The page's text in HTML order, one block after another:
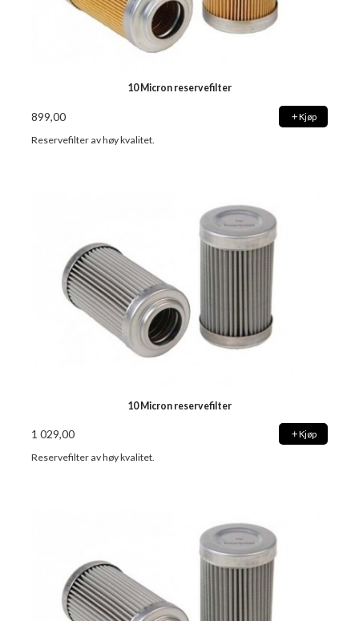
10 Micron reservefilter
899,00 Kjøp
Reservefilter av høy kvalitet.
10 Micron reservefilter
1 029,00 Kjøp
Reservefilter av høy kvalitet.